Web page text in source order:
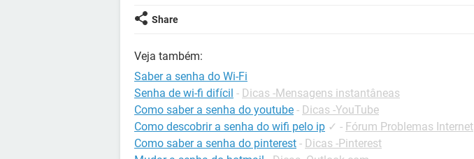
Share
Veja também:
Saber a senha do Wi-Fi
Senha de wi-fi difícil - Dicas -Mensagens instantâneas
Como saber a senha do youtube - Dicas -YouTube
Como descobrir a senha do wifi pelo ip ✓ - Fórum Problemas Internet
Como saber a senha do pinterest - Dicas -Pinterest